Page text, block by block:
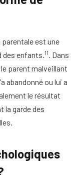
parentale est une
des enfants.11. Dans
parent malveillant
abandonné ou lui a
le résultat
la garde des